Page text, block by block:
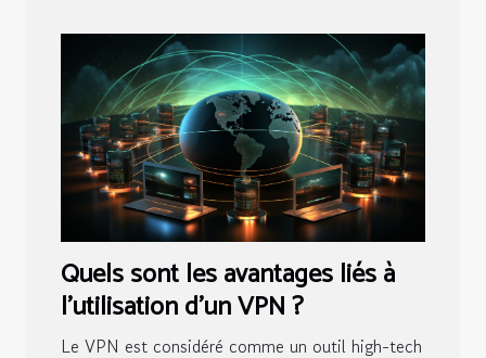
Quels sont les avantages liés à
l’utilisation d’un VPN ?
Le VPN est considéré comme un outil high-tech